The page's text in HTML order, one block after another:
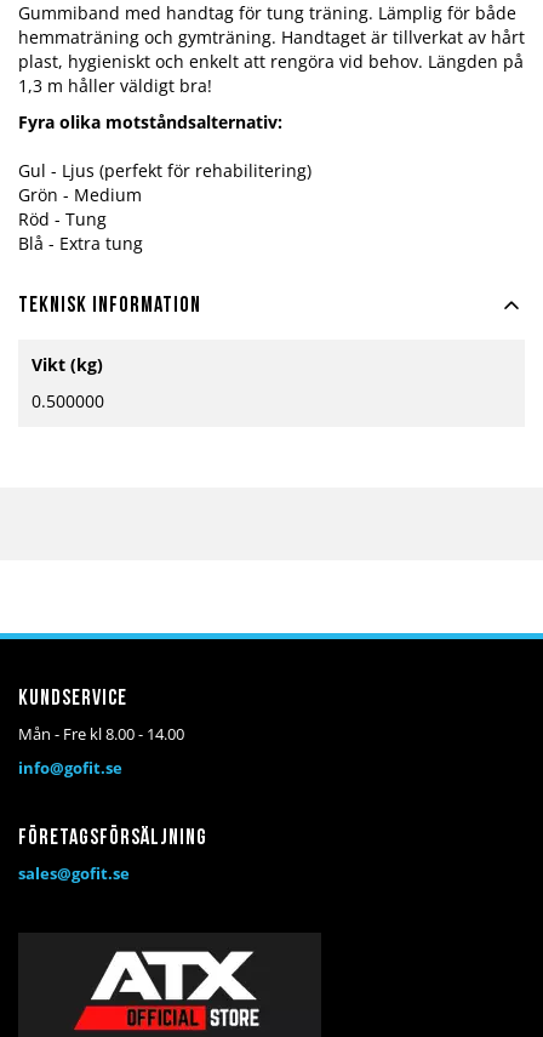
Gummiband med handtag för tung träning. Lämplig för både
hemmaträning och gymträning. Handtaget är tillverkat av hårt
plast, hygieniskt och enkelt att rengöra vid behov. Längden på
1,3 m håller väldigt bra!
Fyra olika motståndsalternativ:
Gul - Ljus (perfekt för rehabilitering)
Grön - Medium
Röd - Tung
Blå - Extra tung
Teknisk information
information
Vikt (kg)
0.500000
Kundservice
Mån - Fre kl 8.00 - 14.00
info@gofit.se
Företagsförsäljning
sales@gofit.se